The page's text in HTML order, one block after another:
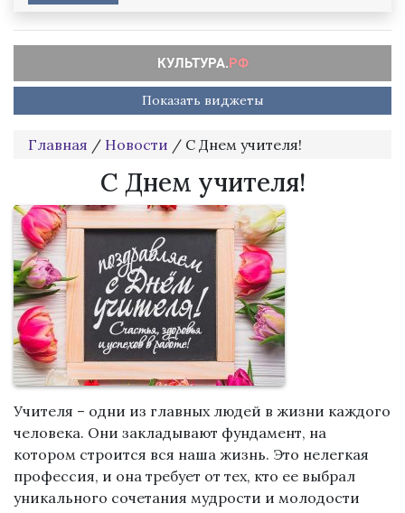
Показать виджеты
Главная / Новости / С Днем учителя!
С Днем учителя!
Учителя – одни из главных людей в жизни каждого
человека. Они закладывают фундамент, на
котором строится вся наша жизнь. Это нелегкая
профессия, и она требует от тех, кто ее выбрал
уникального сочетания мудрости и молодости